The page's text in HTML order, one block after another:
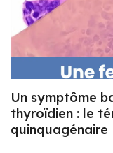
Un symptôme
thyroïdien : le
quinquagénaire